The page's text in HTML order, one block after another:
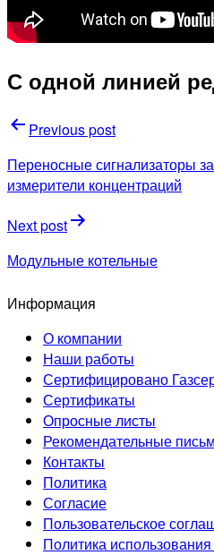
С одной линией
Навигация
по
записям
Previous post
Переносные сигнализаторы
измерители концентраций
Next post
Модульные котельные
Информация
О компании
Наши работы
Сертифицировано
Сертификаты
Опросные листы
Рекомендательные
Контакты
Политика
Согласие
Пользовательское
Политика